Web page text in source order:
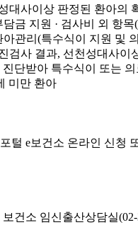
대사이상 판정된 환아의
담금 지원 · 검사비 외 항
아관리(특수식이 지원 및
검사 결과, 선천성대사이
진단받아 특수식이 또는
미만 환아
털 e보건소 온라인 신청
건소 임신출산상담실(02-